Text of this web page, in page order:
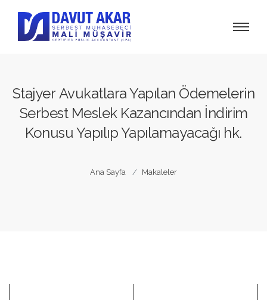
Stajyer Avukatlara Yapılan Ödemelerin
Serbest Meslek Kazancından İndirim
Konusu Yapılıp Yapılamayacağı hk.
Ana Sayfa Makaleler